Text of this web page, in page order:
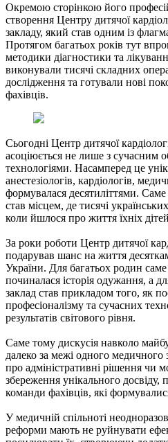
Окремою сторінкою його
створення Центру дитячої
закладу, який став одним із
Протягом багатьох років тут
методики діагностики та
виконували тисячі складних
дослідження та готували нові
фахівців.
Сьогодні Центр дитячої
асоціюється не лише з сучасним
технологіями. Насамперед це
анестезіологів, кардіологів,
формувалася десятиліттями.
став місцем, де тисячі
коли йшлося про життя їхніх
За роки роботи Центр дитячої
подарував шанс на життя десяткам
України. Для багатьох родин саме
починалася історія одужання, а
заклад став прикладом того, як
професіоналізму та сучасних
результатів світового рівня.
Саме тому дискусія навколо
далеко за межі одного
про адміністративні рішення чи
збереження унікального досвіду,
команди фахівців, які
У медичній спільноті
реформи мають не руйнувати